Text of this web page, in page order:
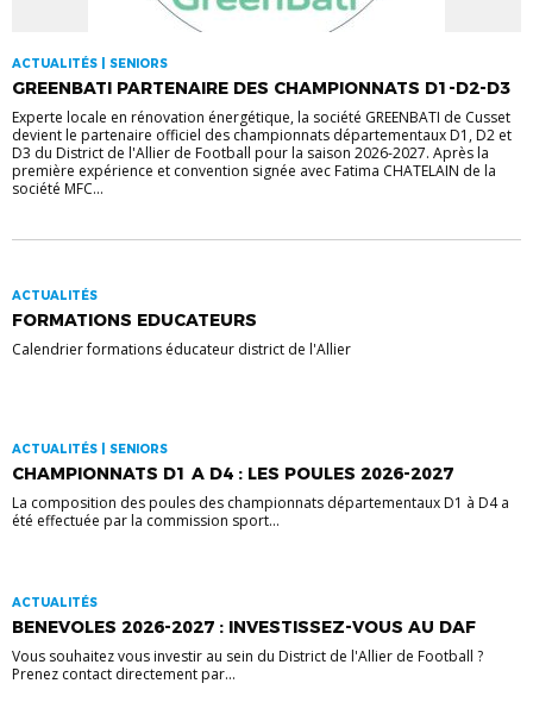
ACTUALITÉS | SENIORS
GREENBATI PARTENAIRE DES CHAMPIONNATS D1-D2-D3
Experte locale en rénovation énergétique, la société GREENBATI de Cusset
devient le partenaire officiel des championnats départementaux D1, D2 et
D3 du District de l'Allier de Football pour la saison 2026-2027. Après la
première expérience et convention signée avec Fatima CHATELAIN de la
société MFC...
ACTUALITÉS
FORMATIONS EDUCATEURS
Calendrier formations éducateur district de l'Allier
ACTUALITÉS | SENIORS
CHAMPIONNATS D1 A D4 : LES POULES 2026-2027
La composition des poules des championnats départementaux D1 à D4 a
été effectuée par la commission sport...
ACTUALITÉS
BENEVOLES 2026-2027 : INVESTISSEZ-VOUS AU DAF
Vous souhaitez vous investir au sein du District de l'Allier de Football ?
Prenez contact directement par...